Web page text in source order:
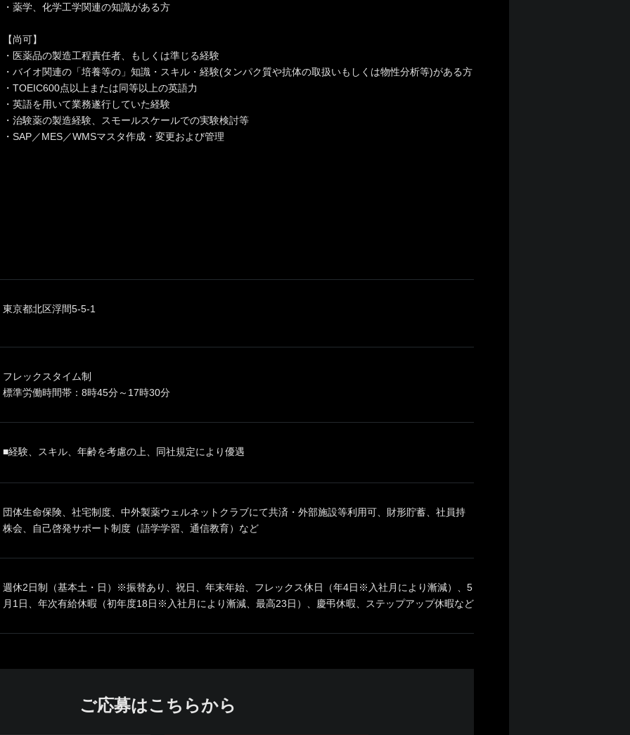
・薬学、化学工学関連の知識がある方
【尚可】
・医薬品の製造工程責任者、もしくは準じる経験
・バイオ関連の「培養等の」知識・スキル・経験(タンパク質や抗体の取扱いもしくは物性分析等)がある方
・TOEIC600点以上または同等以上の英語力
・英語を用いて業務遂行していた経験
・治験薬の製造経験、スモールスケールでの実験検討等
・SAP／MES／WMSマスタ作成・変更および管理
東京都北区浮間5-5-1
フレックスタイム制
標準労働時間帯：8時45分～17時30分
■経験、スキル、年齢を考慮の上、同社規定により優遇
団体生命保険、社宅制度、中外製薬ウェルネットクラブにて共済・外部施設等利用可、財形貯蓄、社員持
株会、自己啓発サポート制度（語学学習、通信教育）など
週休2日制（基本土・日）※振替あり、祝日、年末年始、フレックス休日（年4日※入社月により漸減）、5
月1日、年次有給休暇（初年度18日※入社月により漸減、最高23日）、慶弔休暇、ステップアップ休暇など
ご応募はこちらから